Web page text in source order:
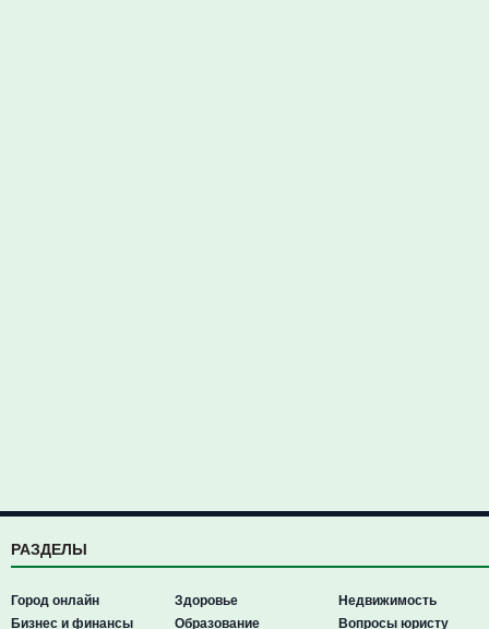
РАЗДЕЛЫ
Город онлайн
Бизнес и финансы
Здоровье
Образование
Недвижимость
Вопросы юристу